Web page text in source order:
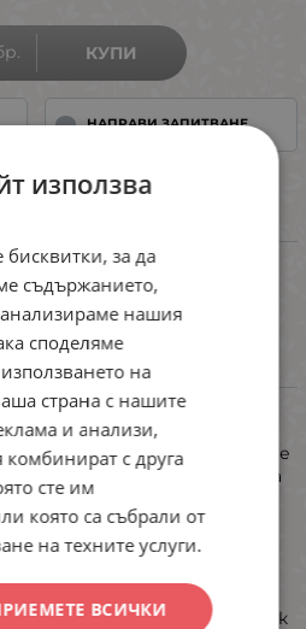
КУПИ
НАПРАВИ ЗАПИТВАНЕ
кожа“- прилепва по
бюста по-красив и добре
по чашките прави модела
не могат да се свалят.
на гърба със скрит ластик
използва
за да
съдържанието,
нашия
споделяме
на
страна с нашите
и анализи,
с друга
сте им
която са събрали от
на техните услуги.
ВСИЧКИ